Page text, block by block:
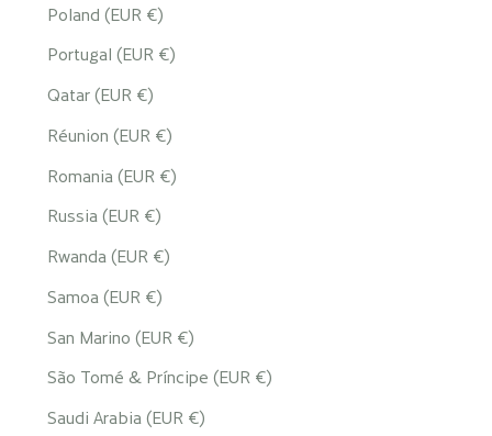
Poland (EUR €)
Portugal (EUR €)
Qatar (EUR €)
Réunion (EUR €)
Romania (EUR €)
Russia (EUR €)
Rwanda (EUR €)
Samoa (EUR €)
San Marino (EUR €)
São Tomé & Príncipe (EUR €)
Saudi Arabia (EUR €)